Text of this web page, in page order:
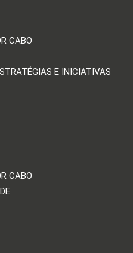
CABO
E INICIATIVAS
CABO